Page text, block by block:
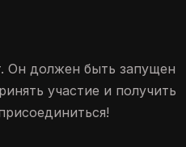
Он должен быть запущен
участие и получить